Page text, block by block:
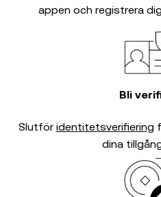
appen och registrera
Bli
Slutför identitetsverifiering
dina